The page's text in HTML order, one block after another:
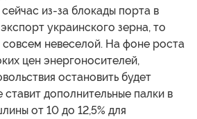
из-за блокады порта в
украинского зерна, то
совсем невеселой. На фоне роста
цен энергоносителей,
остановить будет
дополнительные палки в
от 10 до 12,5% для